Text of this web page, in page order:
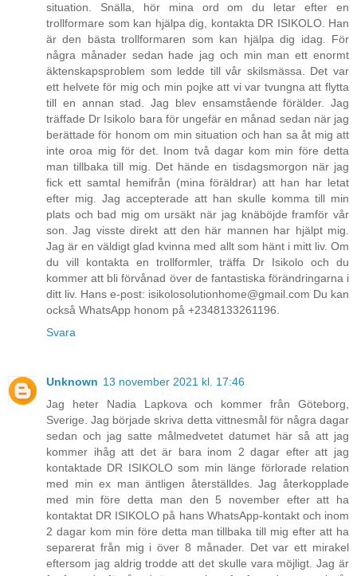
situation. Snälla, hör mina ord om du letar efter en
trollformare som kan hjälpa dig, kontakta DR ISIKOLO. Han
är den bästa trollformaren som kan hjälpa dig idag. För
några månader sedan hade jag och min man ett enormt
äktenskapsproblem som ledde till vår skilsmässa. Det var
ett helvete för mig och min pojke att vi var tvungna att flytta
till en annan stad. Jag blev ensamstående förälder. Jag
träffade Dr Isikolo bara för ungefär en månad sedan när jag
berättade för honom om min situation och han sa åt mig att
inte oroa mig för det. Inom två dagar kom min före detta
man tillbaka till mig. Det hände en tisdagsmorgon när jag
fick ett samtal hemifrån (mina föräldrar) att han har letat
efter mig. Jag accepterade att han skulle komma till min
plats och bad mig om ursäkt när jag knäböjde framför vår
son. Jag visste direkt att den här mannen har hjälpt mig.
Jag är en väldigt glad kvinna med allt som hänt i mitt liv. Om
du vill kontakta en trollformler, träffa Dr Isikolo och du
kommer att bli förvånad över de fantastiska förändringarna i
ditt liv. Hans e-post: isikolosolutionhome@gmail.com Du kan
också WhatsApp honom på +2348133261196.
Svara
Unknown 13 november 2021 kl. 17:46
Jag heter Nadia Lapkova och kommer från Göteborg,
Sverige. Jag började skriva detta vittnesmål för några dagar
sedan och jag satte målmedvetet datumet här så att jag
kommer ihåg att det är bara inom 2 dagar efter att jag
kontaktade DR ISIKOLO som min länge förlorade relation
med min ex man äntligen återställdes. Jag återkopplade
med min före detta man den 5 november efter att ha
kontaktat DR ISIKOLO på hans WhatsApp-kontakt och inom
2 dagar kom min före detta man tillbaka till mig efter att ha
separerat från mig i över 8 månader. Det var ett mirakel
eftersom jag aldrig trodde att det skulle vara möjligt. Jag är